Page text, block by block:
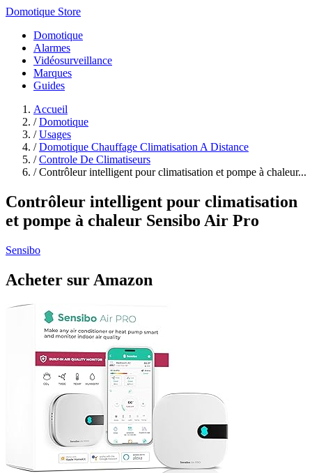
Domotique Store
Domotique
Alarmes
Vidéosurveillance
Marques
Guides
Accueil
/ Domotique
/ Usages
/ Domotique Chauffage Climatisation A Distance
/ Controle De Climatiseurs
/ Contrôleur intelligent pour climatisation et pompe à chaleur...
Contrôleur intelligent pour climatisation
et pompe à chaleur Sensibo Air Pro
Sensibo
Acheter sur Amazon